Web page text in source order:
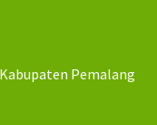
Pemalang